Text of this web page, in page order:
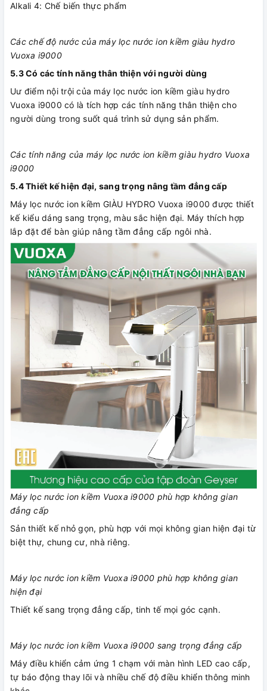
Alkali 4: Chế biến thực phẩm
Các chế độ nước của máy lọc nước ion kiềm giàu hydro
Vuoxa i9000
5.3 Có các tính năng thân thiện với người dùng
Uư điểm nội trội của máy lọc nước ion kiềm giàu hydro
Vuoxa i9000 có là tích hợp các tính năng thân thiện cho
người dùng trong suốt quá trình sử dụng sản phẩm.
Các tính năng của máy lọc nước ion kiềm giàu hydro Vuoxa
i9000
5.4 Thiết kế hiện đại, sang trọng nâng tầm đẳng cấp
Máy lọc nước ion kiềm GIÀU HYDRO Vuoxa i9000 được thiết
kế kiểu dáng sang trọng, màu sắc hiện đại. Máy thích hợp
lắp đặt để bàn giúp nâng tầm đẳng cấp ngôi nhà.
Máy lọc nước ion kiềm Vuoxa i9000 phù hợp không gian
đẳng cấp
Sản thiết kế nhỏ gọn, phù hợp với mọi không gian hiện đại từ
biệt thự, chung cư, nhà riêng.
Máy lọc nước ion kiềm Vuoxa i9000 phù hợp không gian
hiện đại
Thiết kế sang trọng đẳng cấp, tinh tế mọi góc cạnh.
Máy lọc nước ion kiềm Vuoxa i9000 sang trọng đẳng cấp
Máy điều khiển cảm ứng 1 chạm với màn hình LED cao cấp,
tự báo động thay lõi và nhiều chế độ điều khiển thông minh